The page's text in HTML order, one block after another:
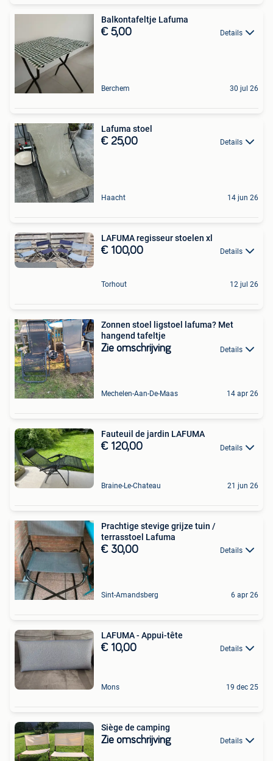
Balkontafeltje Lafuma
€ 5,00 Details
Berchem 30 jul 26
Lafuma stoel
€ 25,00 Details
Haacht 14 jun 26
LAFUMA regisseur stoelen xl
€ 100,00 Details
Torhout 12 jul 26
Zonnen stoel ligstoel lafuma? Met
hangend tafeltje
Zie omschrijving Details
Mechelen-Aan-De-Maas 14 apr 26
Fauteuil de jardin LAFUMA
€ 120,00 Details
Braine-Le-Chateau 21 jun 26
Prachtige stevige grijze tuin /
terrasstoel Lafuma
€ 30,00 Details
Sint-Amandsberg 6 apr 26
LAFUMA - Appui-tête
€ 10,00 Details
Mons 19 dec 25
Siège de camping
Zie omschrijving Details